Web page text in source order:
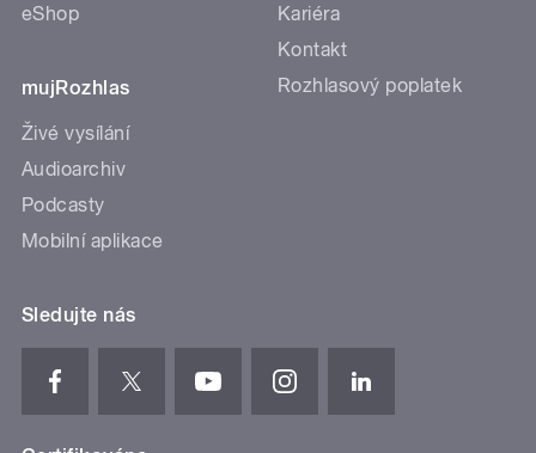
eShop
mujRozhlas
Živé vysílání
Audioarchiv
Podcasty
Mobilní aplikace
Kariéra
Kontakt
Rozhlasový poplatek
Sledujte nás